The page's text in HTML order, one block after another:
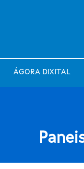
ÁGORA DIXITAL